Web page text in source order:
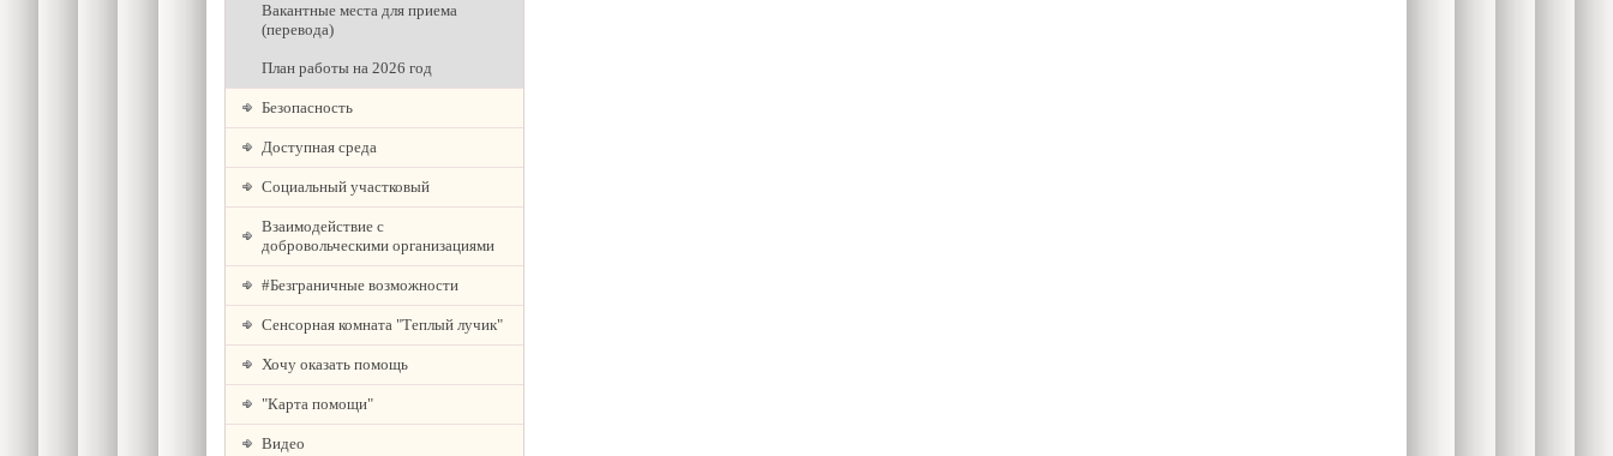
Вакантные места для приема
(перевода)
План работы на 2026 год
Безопасность
Доступная среда
Социальный участковый
Взаимодействие с
добровольческими организациями
#Безграничные возможности
Сенсорная комната "Теплый лучик"
Хочу оказать помощь
"Карта помощи"
Видео